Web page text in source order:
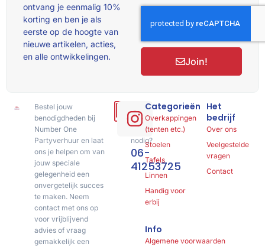
Bestel jouw
benodigdheden bij
Number One
Partyverhuur en laat
ons je helpen om van
jouw speciale
gelegenheid een
onvergetelijk succes
te maken. Neem
contact met ons op
voor vrijblijvend
advies of vraag
gemakkelijk een
Hulp
of
advies
nodig?
06-
41253725
Categorieën
Overkappingen
(tenten etc.)
Stoelen
Tafels
Linnen
Handig voor
erbij
Het
bedrijf
Over ons
Veelgestelde
vragen
Contact
Info
Algemene voorwaarden
ontvang je eenmalig 10%
korting en ben je als
eerste op de hoogte van
nieuwe artikelen, acties,
en alle ontwikkelingen.
Join!